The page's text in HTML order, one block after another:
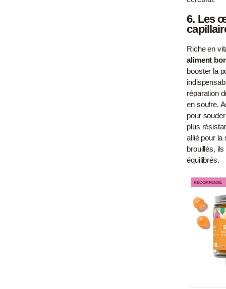
6. Les
Riche en
aliment
booster la
réparation
en soufre.
pour
plus
allié pour la
brouillés,
équilibrés.
Gummies
RÉCOMPENSÉ